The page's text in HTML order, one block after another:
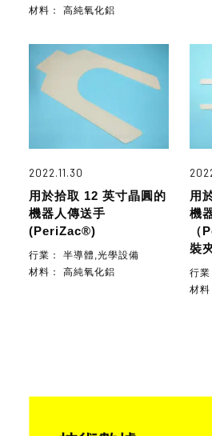
材料： 高純氧化鋁
2022.11.30
用於拾取 12 英寸晶圓的
機器人傳送手
(PeriZac®)
行業： 半導體,光學設備
材料： 高純氧化鋁
用
機
（
裝
行
材